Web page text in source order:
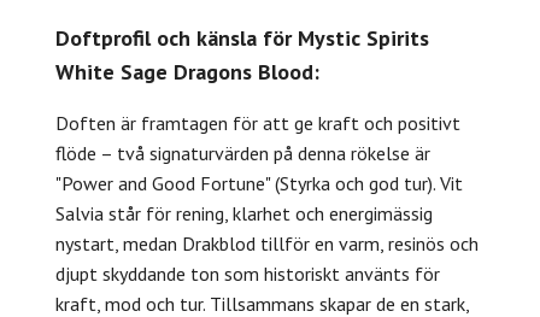
Doftprofil och känsla för Mystic Spirits
White Sage Dragons Blood:
Doften är framtagen för att ge kraft och positivt
flöde – två signaturvärden på denna rökelse är
"Power and Good Fortune" (Styrka och god tur). Vit
Salvia står för rening, klarhet och energimässig
nystart, medan Drakblod tillför en varm, resinös och
djupt skyddande ton som historiskt använts för
kraft, mod och tur. Tillsammans skapar de en stark,